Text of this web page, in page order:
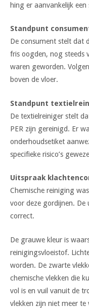
hing er aanvankelijk
Standpunt
De consument stelt dat
fris oogden, nog steeds
waren geworden.
boven de vloer.
Standpunt
De textielreiniger stelt
PER zijn gereinigd. Er
onderhoudsetiket
specifieke risico’s
Uitspraak
Chemische reiniging
voor deze gordijnen.
correct.
De grauwe kleur is
reinigingsvloeistof.
worden. De zwarte
chemische vlekken die
vol is en vuil vanuit de
vlekken zijn niet meer te